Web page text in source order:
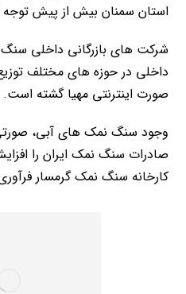
استان سمنان بیش از پیش
شرکت های بازرگانی داخلی
داخلی در حوزه های مختلف
صورت اینترنتی مهیا گشته است.
وجود سنگ نمک های آبی،
صادرات سنگ نمک ایران را
کارخانه سنگ نمک گرمسار